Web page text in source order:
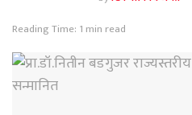
Reading Time: 1 min read